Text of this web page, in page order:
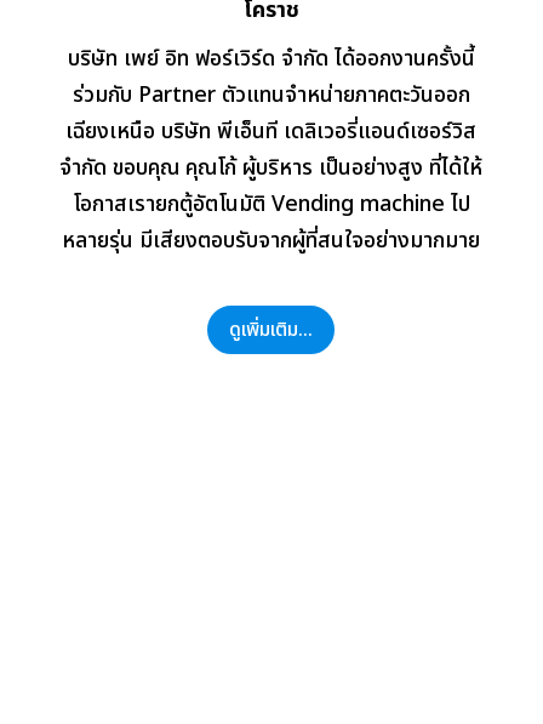
โคราช
บริษัท เพย์ อิท ฟอร์เวิร์ด จำกัด ได้ออกงานครั้งนี้
ร่วมกับ Partner ตัวแทนจำหน่ายภาคตะวันออก
เฉียงเหนือ บริษัท พีเอ็นที เดลิเวอรี่แอนด์เซอร์วิส
จำกัด ขอบคุณ คุณโก้ ผู้บริหาร เป็นอย่างสูง ที่ได้ให้
โอกาสเรายกตู้อัตโนมัติ Vending machine ไป
หลายรุ่น มีเสียงตอบรับจากผู้ที่สนใจอย่างมากมาย
ดูเพิ่มเติม...